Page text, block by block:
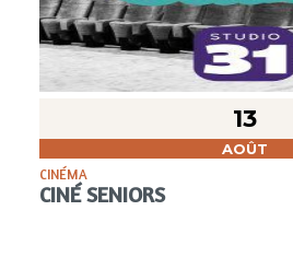
13
AOÛT
CINÉMA
CINÉ SENIORS